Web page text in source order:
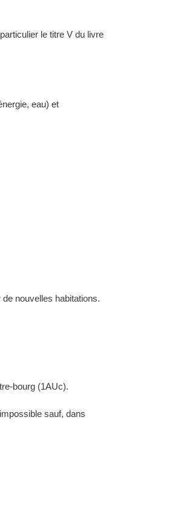
le titre V du livre
eau) et
nouvelles habitations.
bourg (1AUc).
sauf, dans